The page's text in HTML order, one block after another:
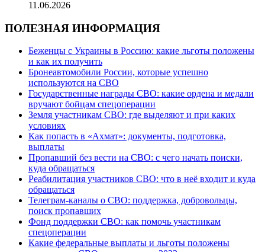
11.06.2026
ПОЛЕЗНАЯ ИНФОРМАЦИЯ
Беженцы с Украины в Россию: какие льготы положены
и как их получить
Бронеавтомобили России, которые успешно
используются на СВО
Государственные награды СВО: какие ордена и медали
вручают бойцам спецоперации
Земля участникам СВО: где выделяют и при каких
условиях
Как попасть в «Ахмат»: документы, подготовка,
выплаты
Пропавший без вести на СВО: с чего начать поиски,
куда обращаться
Реабилитация участников СВО: что в неё входит и куда
обращаться
Телеграм-каналы о СВО: поддержка, добровольцы,
поиск пропавших
Фонд поддержки СВО: как помочь участникам
спецоперации
Какие федеральные выплаты и льготы положены